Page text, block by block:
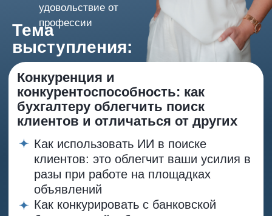
Спикер - Татьяна Челак
Практикующий
юрист
Резидент
Ассоциации
юристов онлайн-
Тема
Выступления: